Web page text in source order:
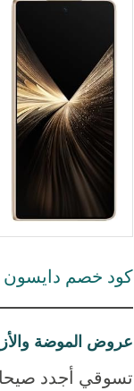
كود خصم دايسون
عروض الموضة
تسوقي أجدد